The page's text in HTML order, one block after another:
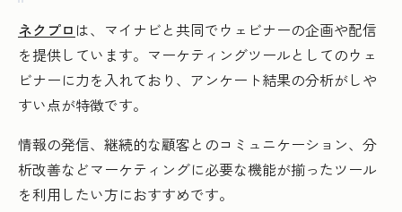
ネクプロ は、マイナビと共同でウェビナーの企画や配信
を提供しています。マーケティングツールとしてのウェ
ビナーに力を入れており、アンケート結果の分析がしや
すい点が特徴です。
情報の発信、継続的な顧客とのコミュニケーション、分
析改善などマーケティングに必要な機能が揃ったツール
を利用したい方におすすめです。